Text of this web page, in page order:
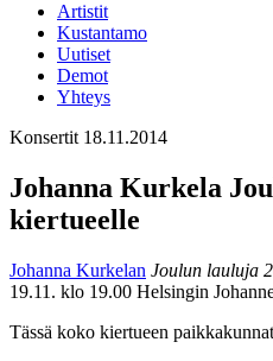
Artistit
Kustantamo
Uutiset
Demot
Yhteys
Konsertit 18.11.2014
Johanna Kurkela
kiertueelle
Johanna Kurkelan Joulun lauluja
19.11. klo 19.00 Helsingin
Tässä koko kiertueen